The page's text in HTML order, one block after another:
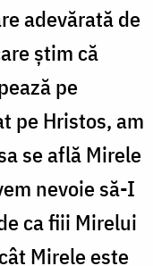
adevărată de
știm că
pe
pe Hristos, am
se află Mirele
nevoie să-I
ca fiii Mirelui
Mirele este